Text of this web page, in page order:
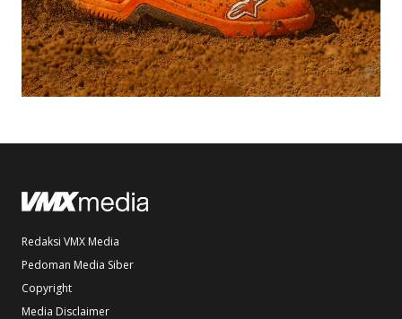
Redaksi VMX Media
Pedoman Media Siber
Copyright
Media Disclaimer